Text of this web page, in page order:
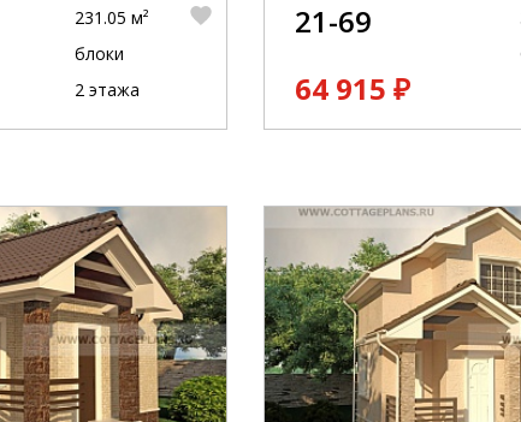
231.05 м²
блоки
2 этажа
21-69
64 915 ₽